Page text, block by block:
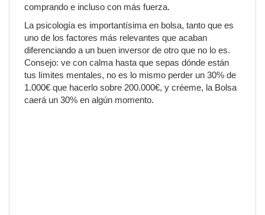
comprando e incluso con más fuerza.
La psicología es importantísima en bolsa, tanto que es
uno de los factores más relevantes que acaban
diferenciando a un buen inversor de otro que no lo es.
Consejo: ve con calma hasta que sepas dónde están
tus límites mentales, no es lo mismo perder un 30% de
1.000€ que hacerlo sobre 200.000€, y créeme, la Bolsa
caerá un 30% en algún momento.